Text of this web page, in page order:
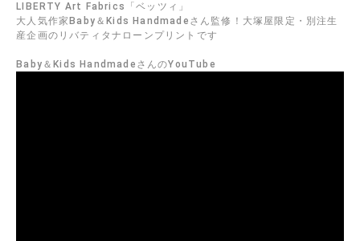
LIBERTY Art Fabrics「ベッツィ」
大人気作家Baby＆Kids Handmadeさん監修！大塚屋限定・別注生
産企画のリバティタナローンプリントです
Baby＆Kids HandmadeさんのYouTube